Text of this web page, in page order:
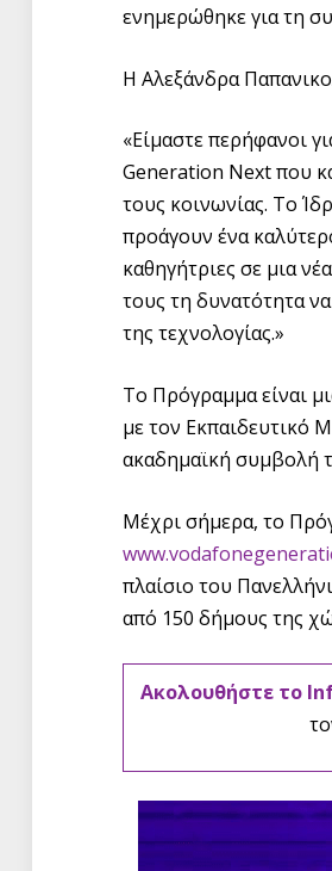
ενημερώθηκε για τη
Η Αλεξάνδρα
«Είμαστε περήφανοι
Generation Next που
τους κοινωνίας. Το
προάγουν ένα
καθηγήτριες σε μια
τους τη δυνατότητα
της τεχνολογίας.»
Το Πρόγραμμα είναι
με τον Εκπαιδευτικό
ακαδημαϊκή συμβολή
Μέχρι σήμερα, το
πλαίσιο του
από 150 δήμους της
Ακολουθήστε το